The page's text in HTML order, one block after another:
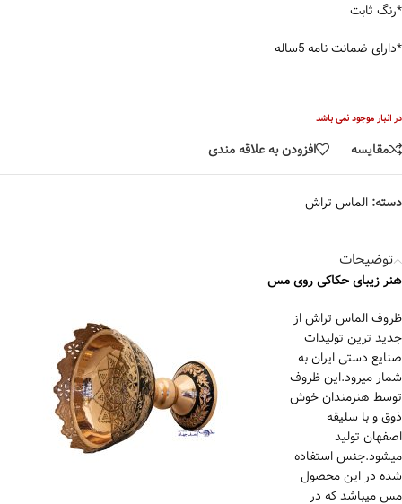
*رنگ ثابت
*دارای ضمانت نامه 5ساله
در انبار موجود نمی باشد
مقایسه افزودن به علاقه مندی
دسته: الماس تراش
توضیحات
هنر زیبای حکاکی روی مس
ظروف الماس تراش از
جدید ترین تولیدات
صنایع دستی ایران به
شمار میرود.این ظروف
توسط هنرمندان خوش
ذوق و با سلیقه
اصفهان تولید
میشود.جنس استفاده
شده در این محصول
مس میباشد که در